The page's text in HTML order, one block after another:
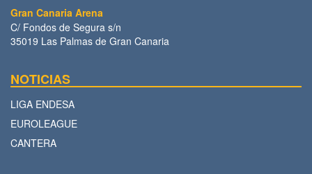
Gran Canaria Arena
C/ Fondos de Segura s/n
35019 Las Palmas de Gran Canaria
NOTICIAS
LIGA ENDESA
EUROLEAGUE
CANTERA